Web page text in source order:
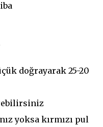
doğrayarak 25-20
yoksa kırmızı pul